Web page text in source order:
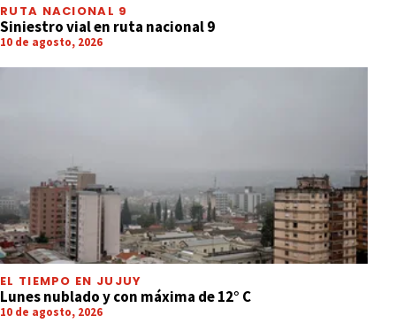
RUTA NACIONAL 9
Siniestro vial en ruta nacional 9
10 de agosto, 2026
EL TIEMPO EN JUJUY
Lunes nublado y con máxima de 12° C
10 de agosto, 2026